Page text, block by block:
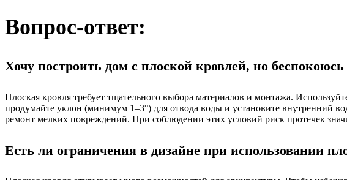
Вопрос-ответ:
Хочу построить дом с плоской кровлей, но
Плоская кровля требует тщательного выбора материалов и монтажа.
продумайте уклон (минимум 1–3°) для отвода воды и установите внутренний
ремонт мелких повреждений. При соблюдении этих условий риск протечек
Есть ли ограничения в дизайне при использовании